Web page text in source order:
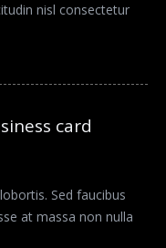
nisl consectetur
card
Sed faucibus
at massa non nulla